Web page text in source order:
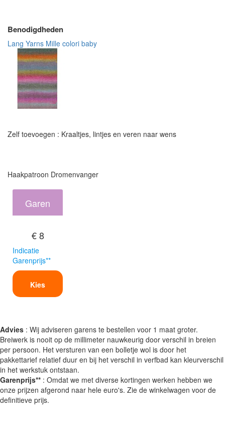
Benodigdheden
Lang Yarns Mille colori baby
Zelf toevoegen : Kraaltjes, lintjes en veren naar wens
Haakpatroon Dromenvanger
Garen
€ 8
Indicatie
Garenprijs**
Kies
Advies : Wij adviseren garens te bestellen voor 1 maat groter.
Breiwerk is nooit op de millimeter nauwkeurig door verschil in breien
per persoon. Het versturen van een bolletje wol is door het
pakkettarief relatief duur en bij het verschil in verfbad kan kleurverschil
in het werkstuk ontstaan.
Garenprijs** : Omdat we met diverse kortingen werken hebben we
onze prijzen afgerond naar hele euro's. Zie de winkelwagen voor de
definitieve prijs.